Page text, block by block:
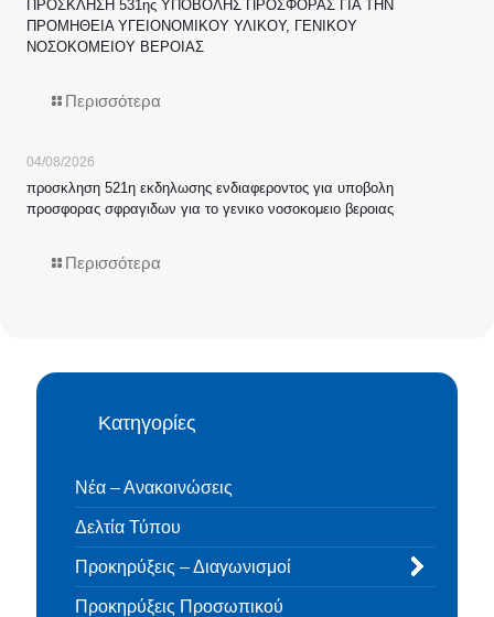
ΠΡΟΣΚΛΗΣΗ 531ης ΥΠΟΒΟΛΗΣ ΠΡΟΣΦΟΡΑΣ ΓΙΑ ΤΗΝ
ΠΡΟΜΗΘΕΙΑ ΥΓΕΙΟΝΟΜΙΚΟΥ ΥΛΙΚΟΥ, ΓΕΝΙΚΟΥ
ΝΟΣΟΚΟΜΕΙΟΥ ΒΕΡΟΙΑΣ
Περισσότερα
04/08/2026
προσκληση 521η εκδηλωσης ενδιαφεροντος για υποβολη
προσφορας σφραγιδων για το γενικο νοσοκομειο βεροιας
Περισσότερα
Κατηγορίες
Νέα – Ανακοινώσεις
Δελτία Τύπου
Προκηρύξεις – Διαγωνισμοί
Προκηρύξεις Προσωπικού